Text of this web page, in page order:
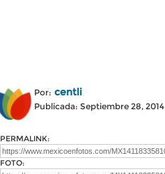
Por: centli
Publicada: Septiembre 28, 2014
PERMALINK:
FOTO: